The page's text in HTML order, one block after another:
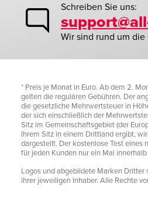
Schreiben Sie uns:
Wir sind rund um die
* Preis je Monat in Euro. Ab dem 2.
gelten die regulären Gebühren. Der
die gesetzliche Mehrwertsteuer in
der sich einschließlich der
Sitz im Gemeinschaftsgebiet (der
Ihrem Sitz in einem Drittland ergibt,
dargestellt. Der kostenlose Test eines
für jeden Kunden nur ein Mal
Logos und abgebildete Marken
ihrer jeweiligen Inhaber. Alle Rechte